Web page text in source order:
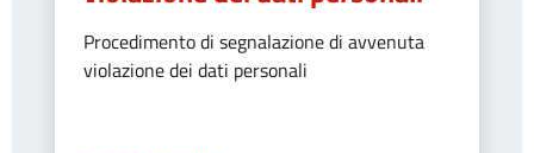
Procedimento di segnalazione di avvenuta
violazione dei dati personali